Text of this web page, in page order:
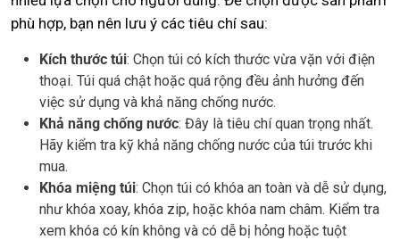
phù hợp, bạn nên lưu ý các tiêu chí sau:
Kích thước túi: Chọn túi có kích thước vừa vặn với điện
thoại. Túi quá chật hoặc quá rộng đều ảnh hưởng đến
việc sử dụng và khả năng chống nước.
Khả năng chống nước: Đây là tiêu chí quan trọng nhất.
Hãy kiểm tra kỹ khả năng chống nước của túi trước khi
mua.
Khóa miệng túi: Chọn túi có khóa an toàn và dễ sử dụng,
như khóa xoay, khóa zip, hoặc khóa nam châm. Kiểm tra
xem khóa có kín không và có dễ bị hỏng hoặc tuột